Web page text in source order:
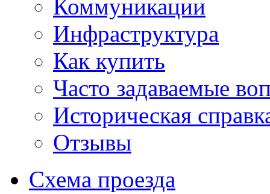
Коммуникации
Инфраструктура
Как купить
Часто задаваемые
Историческая
Отзывы
Схема проезда